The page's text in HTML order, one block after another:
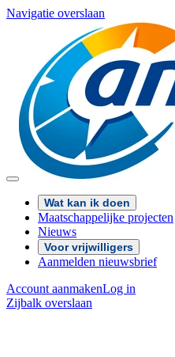
Navigatie overslaan
Wat kan ik doen
Maatschappelijke projecten
Nieuws
Voor vrijwilligers
Aanmelden nieuwsbrief
Account aanmakenLog in
Zijbalk overslaan